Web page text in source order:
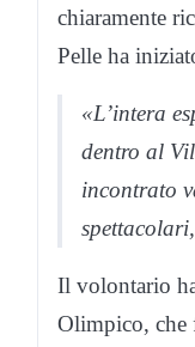
chiaramente
Pelle ha
«L’intera
dentro al
incontrato
Il volontario
Olimpico, che